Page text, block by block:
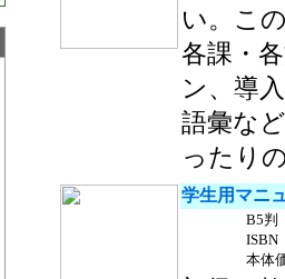
い。こ
各課・
ン、導
語彙な
ったり
学生用マニ
B5判
ISBN
本体